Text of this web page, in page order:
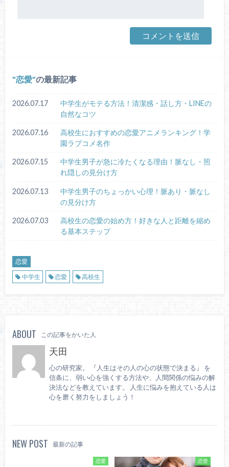
恋愛 の最新記事
2026.07.17
中学生がモテる方法！清潔感・話し方・LINEの
自然なコツ
2026.07.16
高校生におすすめの恋愛アニメランキング！学
園ラブコメ名作
2026.07.15
中学生男子が急に冷たくなる理由！脈なし・照
れ隠しの見分け方
2026.07.13
中学生男子のちょっかい心理！脈あり・脈なし
の見分け方
2026.07.03
高校生の恋愛の始め方！好きな人と距離を縮め
る基本ステップ
恋愛
中学生
恋愛 高校生
ABOUT この記事をかいた人
天田
心の研究家。 『人生はその人の心の状態で決まる』 を
信条に、弱い心を強くする方法や、人間関係の悩みの解
決法などを教えています。 人生に悩みを抱えている人は
心を磨く努力をしましょう！
NEW POST 最新の記事
恋愛 恋愛